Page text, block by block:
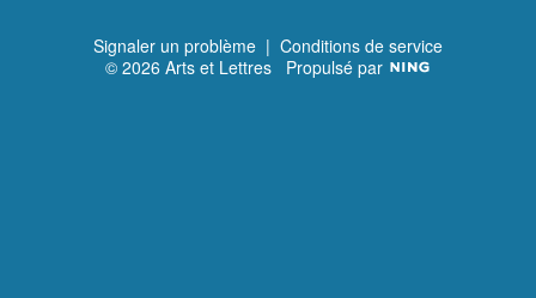
Signaler un problème | Conditions de service
© 2026 Arts et Lettres Propulsé par